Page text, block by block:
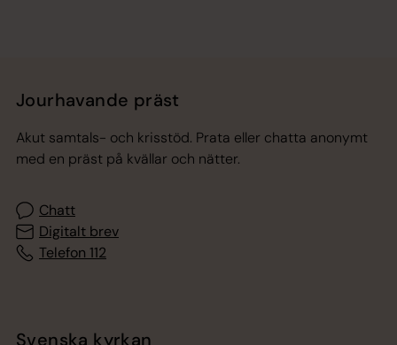
Jourhavande präst
Akut samtals- och krisstöd. Prata eller chatta anonymt
med en präst på kvällar och nätter.
Chatt
Digitalt brev
Telefon 112
Svenska kyrkan